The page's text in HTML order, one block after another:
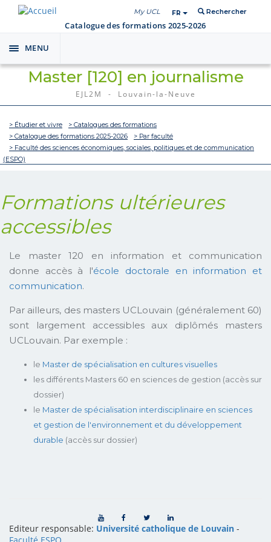
My UCL FR Rechercher
Catalogue des formations 2025-2026
Toggle
navigation
MENU
Master [120] en journalisme
EJL2M - Louvain-la-Neuve
> Étudier et vivre
> Catalogues des formations
> Catalogue des formations 2025-2026
> Par faculté
> Faculté des sciences économiques, sociales, politiques et de communication
(ESPO)
Formations ultérieures
accessibles
Le master 120 en information et communication
donne accès à l'école doctorale en information et
communication.
Par ailleurs, des masters UCLouvain (généralement 60)
sont largement accessibles aux diplômés masters
UCLouvain. Par exemple :
le Master de spécialisation en cultures visuelles
les différents Masters 60 en sciences de gestion (accès sur
dossier)
le Master de spécialisation interdisciplinaire en sciences
et gestion de l'environnement et du développement
durable (accès sur dossier)
Editeur responsable: Université catholique de Louvain -
Faculté ESPO